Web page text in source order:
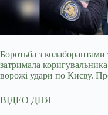
Боротьба з
затримала
ворожі удари по Києву.
ВІДЕО ДНЯ